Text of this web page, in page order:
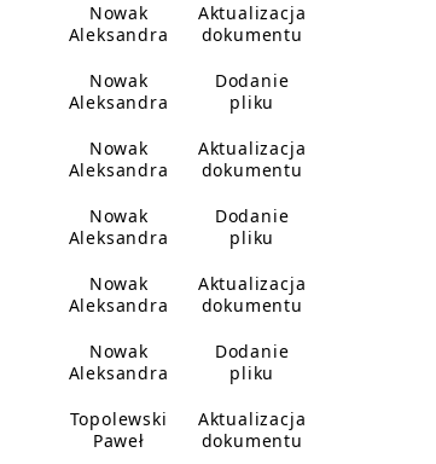
Nowak
Aleksandra
Aktualizacja
dokumentu
Nowak
Aleksandra
Dodanie
pliku
Nowak
Aleksandra
Aktualizacja
dokumentu
Nowak
Aleksandra
Dodanie
pliku
Nowak
Aleksandra
Aktualizacja
dokumentu
Nowak
Aleksandra
Dodanie
pliku
Topolewski
Paweł
Aktualizacja
dokumentu